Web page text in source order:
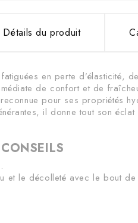
Détails du produit
en perte d’élasticité,
de confort et de
pour ses propriétés
il donne tout son
et le décolleté avec le bout